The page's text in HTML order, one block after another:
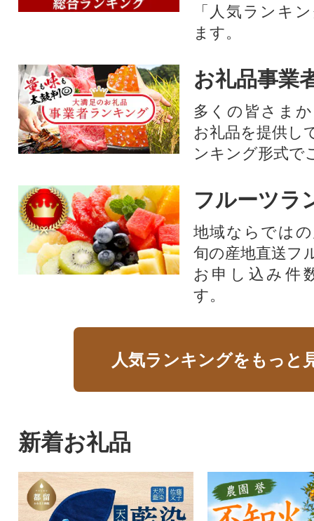
「人気ランキ
ます。
お礼品事業
多くの皆さま
お礼品を提供し
ンキング形式で
フルーツラ
地域ならでは
旬の産地直送フ
お申し込み件
す。
人気ランキングをもっと
新着お礼品